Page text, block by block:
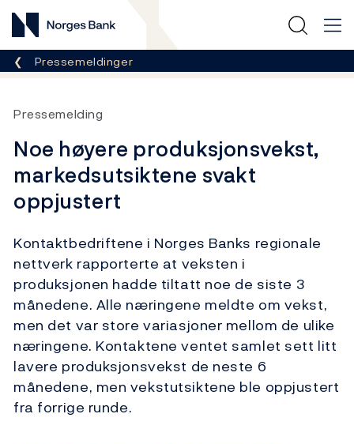
Norges Bank
Her er du nå:
Pressemeldinger
Pressemelding
Noe høyere produksjonsvekst,
markedsutsiktene svakt
oppjustert
Kontaktbedriftene i Norges Banks regionale
nettverk rapporterte at veksten i
produksjonen hadde tiltatt noe de siste 3
månedene. Alle næringene meldte om vekst,
men det var store variasjoner mellom de ulike
næringene. Kontaktene ventet samlet sett litt
lavere produksjonsvekst de neste 6
månedene, men vekstutsiktene ble oppjustert
fra forrige runde.